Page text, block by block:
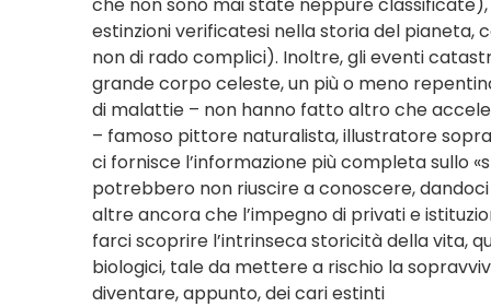
estinzioni verificatesi nella storia del
non di rado complici). Inoltre, gli eventi
grande corpo celeste, un più o meno
di malattie – non hanno fatto altro che
– famoso pittore naturalista, illustratore
ci fornisce l’informazione più completa sullo
potrebbero non riuscire a conoscere,
altre ancora che l’impegno di privati e
farci scoprire l’intrinseca storicità della vita,
biologici, tale da mettere a rischio la
diventare, appunto, dei cari estinti